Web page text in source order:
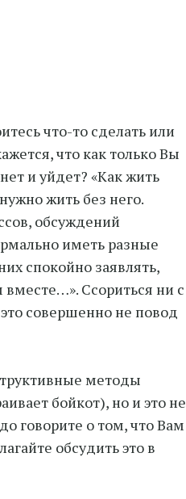
что-то сделать или
что как только Вы
и уйдет? «Как жить
жить без него.
обсуждений
иметь разные
спокойно заявлять,
Ссориться ни с
совершенно не повод
методы
бойкот), но и это не
говорите о том, что Вам
обсудить это в